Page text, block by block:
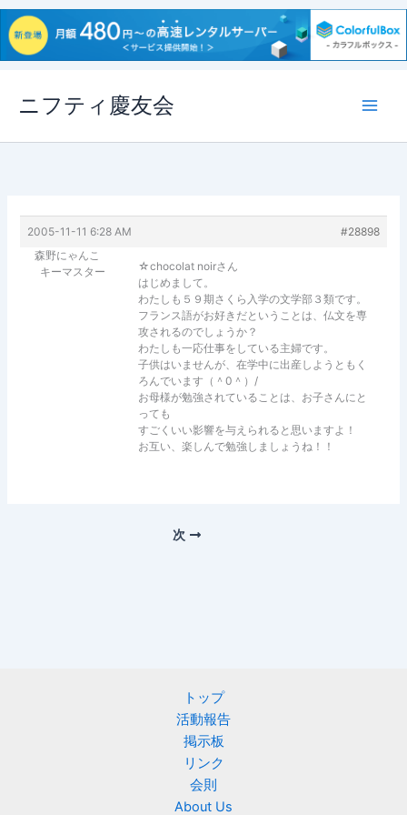
ス
ニフティ慶友会
2005-11-11 6:28 AM
#28898
森野にゃんこ
キーマスター
☆chocolat noirさん
はじめまして。
わたしも５９期さくら入学の文学部３類です。
フランス語がお好きだということは、仏文を専
攻されるのでしょうか？
わたしも一応仕事をしている主婦です。
子供はいませんが、在学中に出産しようともく
ろんでいます（＾0＾）/
お母様が勉強されていることは、お子さんにと
っても
すごくいい影響を与えられると思いますよ！
お互い、楽しんで勉強しましょうね！！
次
トップ
活動報告
掲示板
リンク
会則
About Us